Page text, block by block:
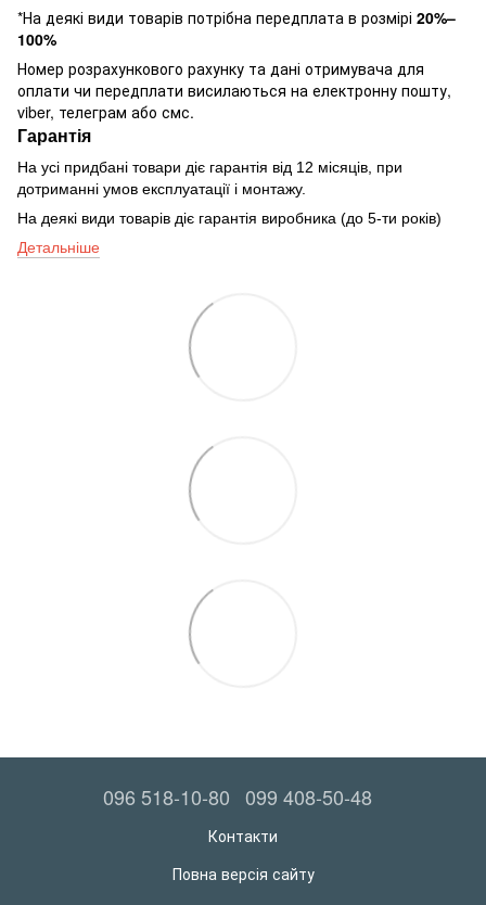
*На деякі види товарів потрібна передплата в розмірі 20%–
100%
Номер розрахункового рахунку та дані отримувача для
оплати чи передплати висилаються на електронну пошту,
viber, телеграм або смс.
Гарантія
На усі придбані товари діє гарантія від 12 місяців, при
дотриманні умов експлуатації і монтажу.
На деякі види товарів діє гарантія виробника (до 5-ти років)
Детальніше
096 518-10-80 099 408-50-48
Контакти
Повна версія сайту